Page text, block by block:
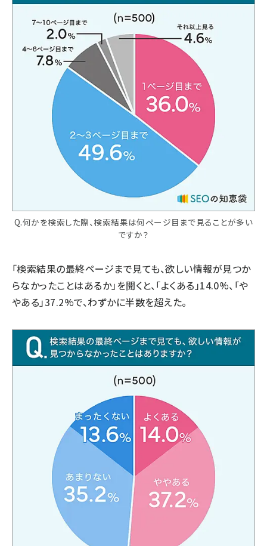
Q.何かを検索した際、検索結果は何ページ目まで見ることが多い
ですか？
「検索結果の最終ページまで見ても、欲しい情報が見つか
らなかったことはあるか」を聞くと、「よくある」14.0%、「や
やある」37.2%で、わずかに半数を超えた。